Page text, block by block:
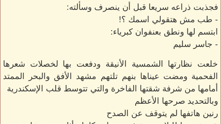
فجذبت ذراعه سريعا قبل أن ينصرف وسألته:
- طب مش هتقولي اسمك ؟!
ابتسم لها ونطق بعنفوان كبرياء:
- جاسر سليم
خلعت نظارتها الشمسية الأنيقة ودفعت بها لخصلات شعرها
الفحمية ومضت عيناها بنهم تلتهم مشهد الأفق والبحر الممتد
أمامها من شرفة شقتها الفاخرة والتي تتوسط قلب الإسكندرية
وبالتحديد صرحها الأعظم
رنين هاتفها لم يتوقف عن الصدح